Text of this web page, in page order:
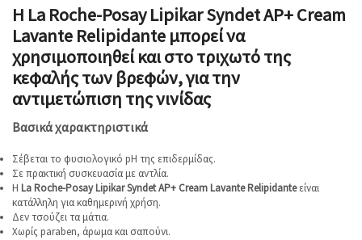
Η La Roche-Posay Lipikar Syndet AP+ Cream
Lavante Relipidante μπορεί να
χρησιμοποιηθεί και στο τριχωτό της
κεφαλής των βρεφών, για την
αντιμετώπιση της νινίδας
Βασικά χαρακτηριστικά
Σέβεται το φυσιολογικό pH της επιδερμίδας.
Σε πρακτική συσκευασία με αντλία.
Η La Roche-Posay Lipikar Syndet AP+ Cream Lavante Relipidanteείναι
κατάλληλη για καθημερινή χρήση.
Δεν τσούζει τα μάτια.
Χωρίς paraben, άρωμα και σαπούνι.